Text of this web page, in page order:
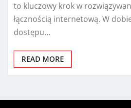
to kluczowy krok w
łącznością internetową. W
dostępu…
READ MORE